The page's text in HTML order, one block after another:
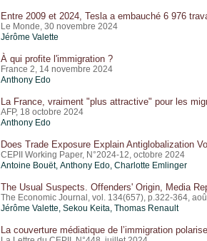
Entre 2009 et 2024, Tesla a embauché 6 976
Le Monde, 30 novembre 2024
Jérôme Valette
À qui profite l'immigration ?
France 2, 14 novembre 2024
Anthony Edo
La France, vraiment "plus attractive" pour les
AFP, 18 octobre 2024
Anthony Edo
Does Trade Exposure Explain Antiglobalization
CEPII Working Paper, N°2024-12, octobre 2024
Antoine Bouët, Anthony Edo Charlotte Emlinger
The Usual Suspects. Offenders' Origin, Media
The Economic Journal, vol. 134(657), p.322-364,
Jérôme Valette , Sekou Keita, Thomas Renault
La couverture médiatique de l’immigration